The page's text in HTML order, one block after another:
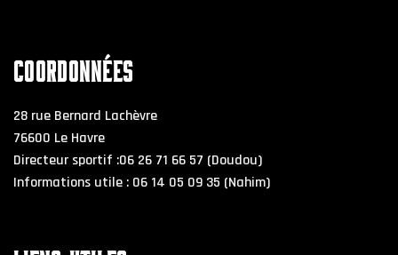
COORDONNÉES
28 rue Bernard Lachèvre
76600 Le Havre
Directeur sportif :06 26 71 66 57 (Doudou)
Informations utile : 06 14 05 09 35 (Nahim)